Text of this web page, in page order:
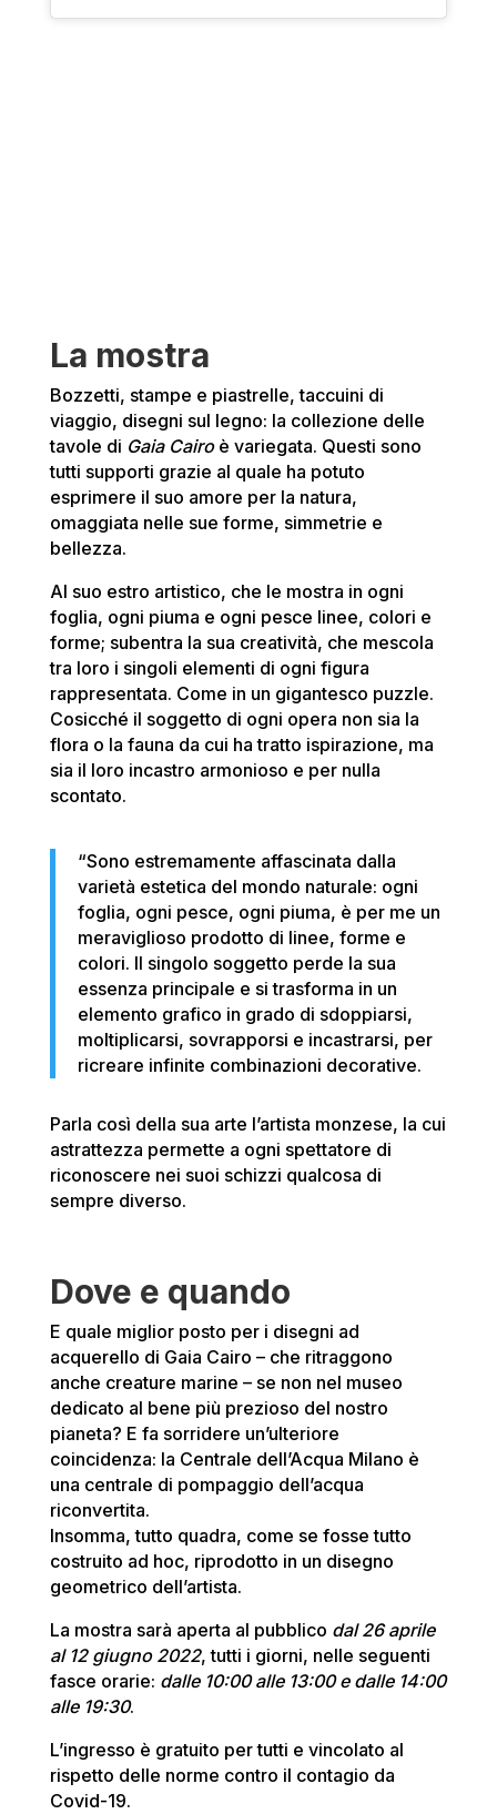
La mostra
Bozzetti, stampe e piastrelle, taccuini di
viaggio, disegni sul legno: la collezione delle
tavole di Gaia Cairoè variegata. Questi sono
tutti supporti grazie al quale ha potuto
esprimere il suo amore per la natura,
omaggiata nelle sue forme, simmetrie e
bellezza.
Al suo estro artistico, che le mostra in ogni
foglia, ogni piuma e ogni pesce linee, colori e
forme; subentra la sua creatività, che mescola
tra loro i singoli elementi di ogni figura
rappresentata. Come in un gigantesco puzzle.
Cosicché il soggetto di ogni opera non sia la
flora o la fauna da cui ha tratto ispirazione, ma
sia il loro incastro armonioso e per nulla
scontato.
“Sono estremamente affascinata dalla
varietà estetica del mondo naturale: ogni
foglia, ogni pesce, ogni piuma, è per me un
meraviglioso prodotto di linee, forme e
colori. Il singolo soggetto perde la sua
essenza principale e si trasforma in un
elemento grafico in grado di sdoppiarsi,
moltiplicarsi, sovrapporsi e incastrarsi, per
ricreare infinite combinazioni decorative.
Parla così della sua arte l’artista monzese, la cui
astrattezza permette a ogni spettatore di
riconoscere nei suoi schizzi qualcosa di
sempre diverso.
Dove e quando
E quale miglior posto per i disegni ad
acquerello di Gaia Cairo – che ritraggono
anche creature marine – se non nel museo
dedicato al bene più prezioso del nostro
pianeta? E fa sorridere un’ulteriore
coincidenza: la Centrale dell’Acqua Milano è
una centrale di pompaggio dell’acqua
riconvertita.
Insomma, tutto quadra, come se fosse tutto
costruito ad hoc, riprodotto in un disegno
geometrico dell’artista.
La mostra sarà aperta al pubblico dal 26 aprile
al 12 giugno 2022, tutti i giorni, nelle seguenti
fasce orarie: dalle 10:00 alle 13:00 e dalle 14:00
alle 19:30.
L’ingresso è gratuito per tutti e vincolato al
rispetto delle norme contro il contagio da
Covid-19.